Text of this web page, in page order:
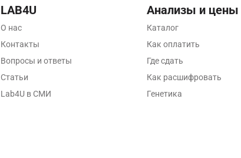
Королев
Кострома
Красногорск
Краснодар
LAB4U
О нас
Контакты
Вопросы и ответы
Статьи
Lab4U в СМИ
Анализы и цены
Каталог
Как оплатить
Где сдать
Как расшифровать
Генетика